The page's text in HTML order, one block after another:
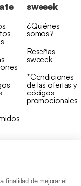
finalidad de mejorar el
sweeek
¿Quiénes
somos?
Reseñas
sweeek
*Condiciones
de las ofertas y
códigos
promocionales